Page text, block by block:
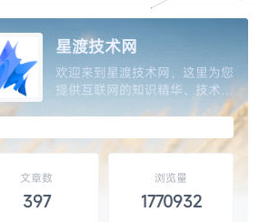
星渡技术网
欢迎来到星渡技术网，这里为您
提供互联网的知识精华、技术分
享、自学教程、维修技巧以及网
站源码和设计素材的精选，让您
开启知识的大门，独家呈现互联
网分享精神，分享全网权威优质
文章数
397
浏览量
1770932